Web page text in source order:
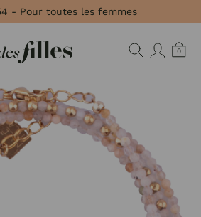
- Pour toutes les femmes
0